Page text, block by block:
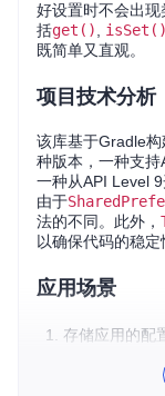
好设置时不会出
括get() isSet()
既简单又直观。
项目技术分析
该库基于Gradle
种版本，一种支
一种从API Level
由于
法的不同。此外，
以确保代码的稳定
应用场景
存储应用的配
记录用户的
管理应用程